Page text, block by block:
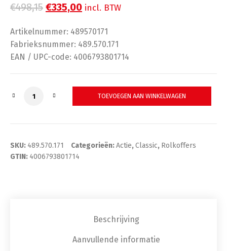
€498,15 Oorspronkelijke
€498,15.
€335,00Huidige
is:
€335,00.
incl. BTW
Artikelnummer: 489570171
Fabrieksnummer: 489.570.171
EAN / UPC-code: 4006793801714
Koffer Classic 490x460x250 rolbaar TSA Lock
TOEVOEGEN AAN WINKELWAGEN
SKU: 489.570.171 Categorieën:Actie,Classic, Rolkoffers
GTIN: 4006793801714
Beschrijving
Aanvullende informatie